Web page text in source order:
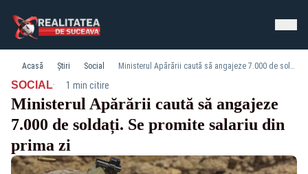
Acasă Știri Social Ministerul Apărării caută să angajeze 7.000 de soldați. Se promite salariu din prima zi
SOCIAL· 1 min citire
Ministerul Apărării caută să angajeze
7.000 de soldați. Se promite salariu din
prima zi